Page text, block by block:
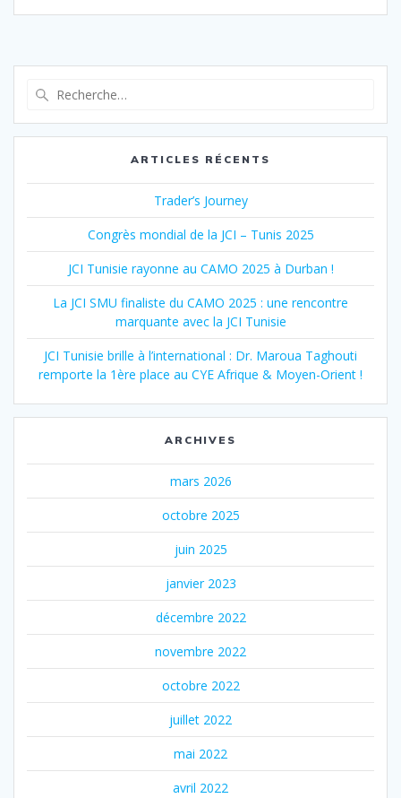
ARTICLES RÉCENTS
Trader’s Journey
Congrès mondial de la JCI – Tunis 2025
JCI Tunisie rayonne au CAMO 2025 à Durban !
La JCI SMU finaliste du CAMO 2025 : une rencontre
marquante avec la JCI Tunisie
JCI Tunisie brille à l’international : Dr. Maroua Taghouti
remporte la 1ère place au CYE Afrique & Moyen-Orient !
ARCHIVES
mars 2026
octobre 2025
juin 2025
janvier 2023
décembre 2022
novembre 2022
octobre 2022
juillet 2022
mai 2022
avril 2022